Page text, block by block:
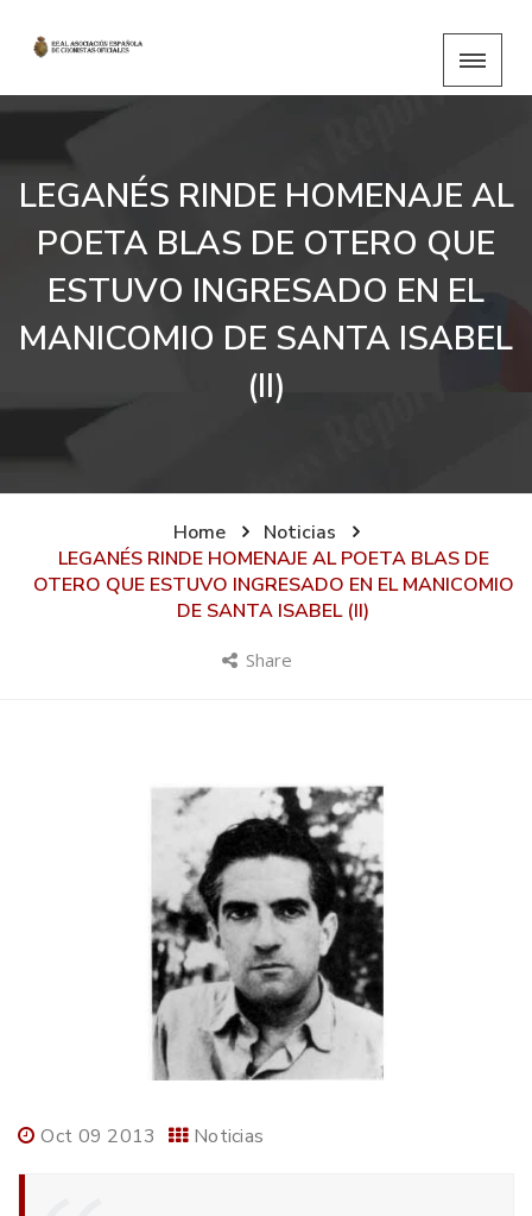
LEGANÉS RINDE HOMENAJE AL
POETA BLAS DE OTERO QUE
ESTUVO INGRESADO EN EL
MANICOMIO DE SANTA ISABEL
(II)
Home
Noticias
LEGANÉS RINDE HOMENAJE AL POETA BLAS DE
OTERO QUE ESTUVO INGRESADO EN EL MANICOMIO
DE SANTA ISABEL (II)
Share
Oct 09 2013 Noticias